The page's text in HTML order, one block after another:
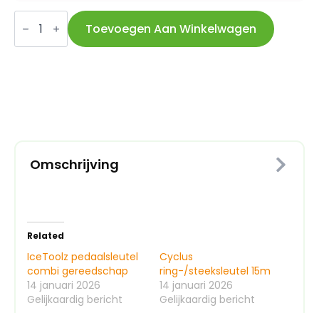
Cyclus
pedaalsleutel
15mm
aantal
Toevoegen Aan Winkelwagen
Omschrijving
Related
IceToolz pedaalsleutel
combi gereedschap
14 januari 2026
Gelijkaardig bericht
Cyclus
ring-/steeksleutel 15m
14 januari 2026
Gelijkaardig bericht